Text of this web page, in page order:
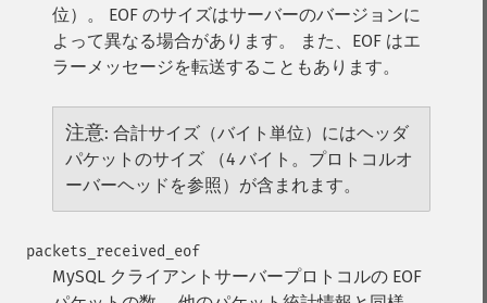
位）。 EOF のサイズはサーバーのバージョンに
よって異なる場合があります。 また、EOF はエ
ラーメッセージを転送することもあります。
注意: 合計サイズ（バイト単位）にはヘッダ
パケットのサイズ （4 バイト。プロトコルオ
ーバーヘッドを参照）が含まれます。
packets_received_eof
MySQL クライアントサーバープロトコルの EOF